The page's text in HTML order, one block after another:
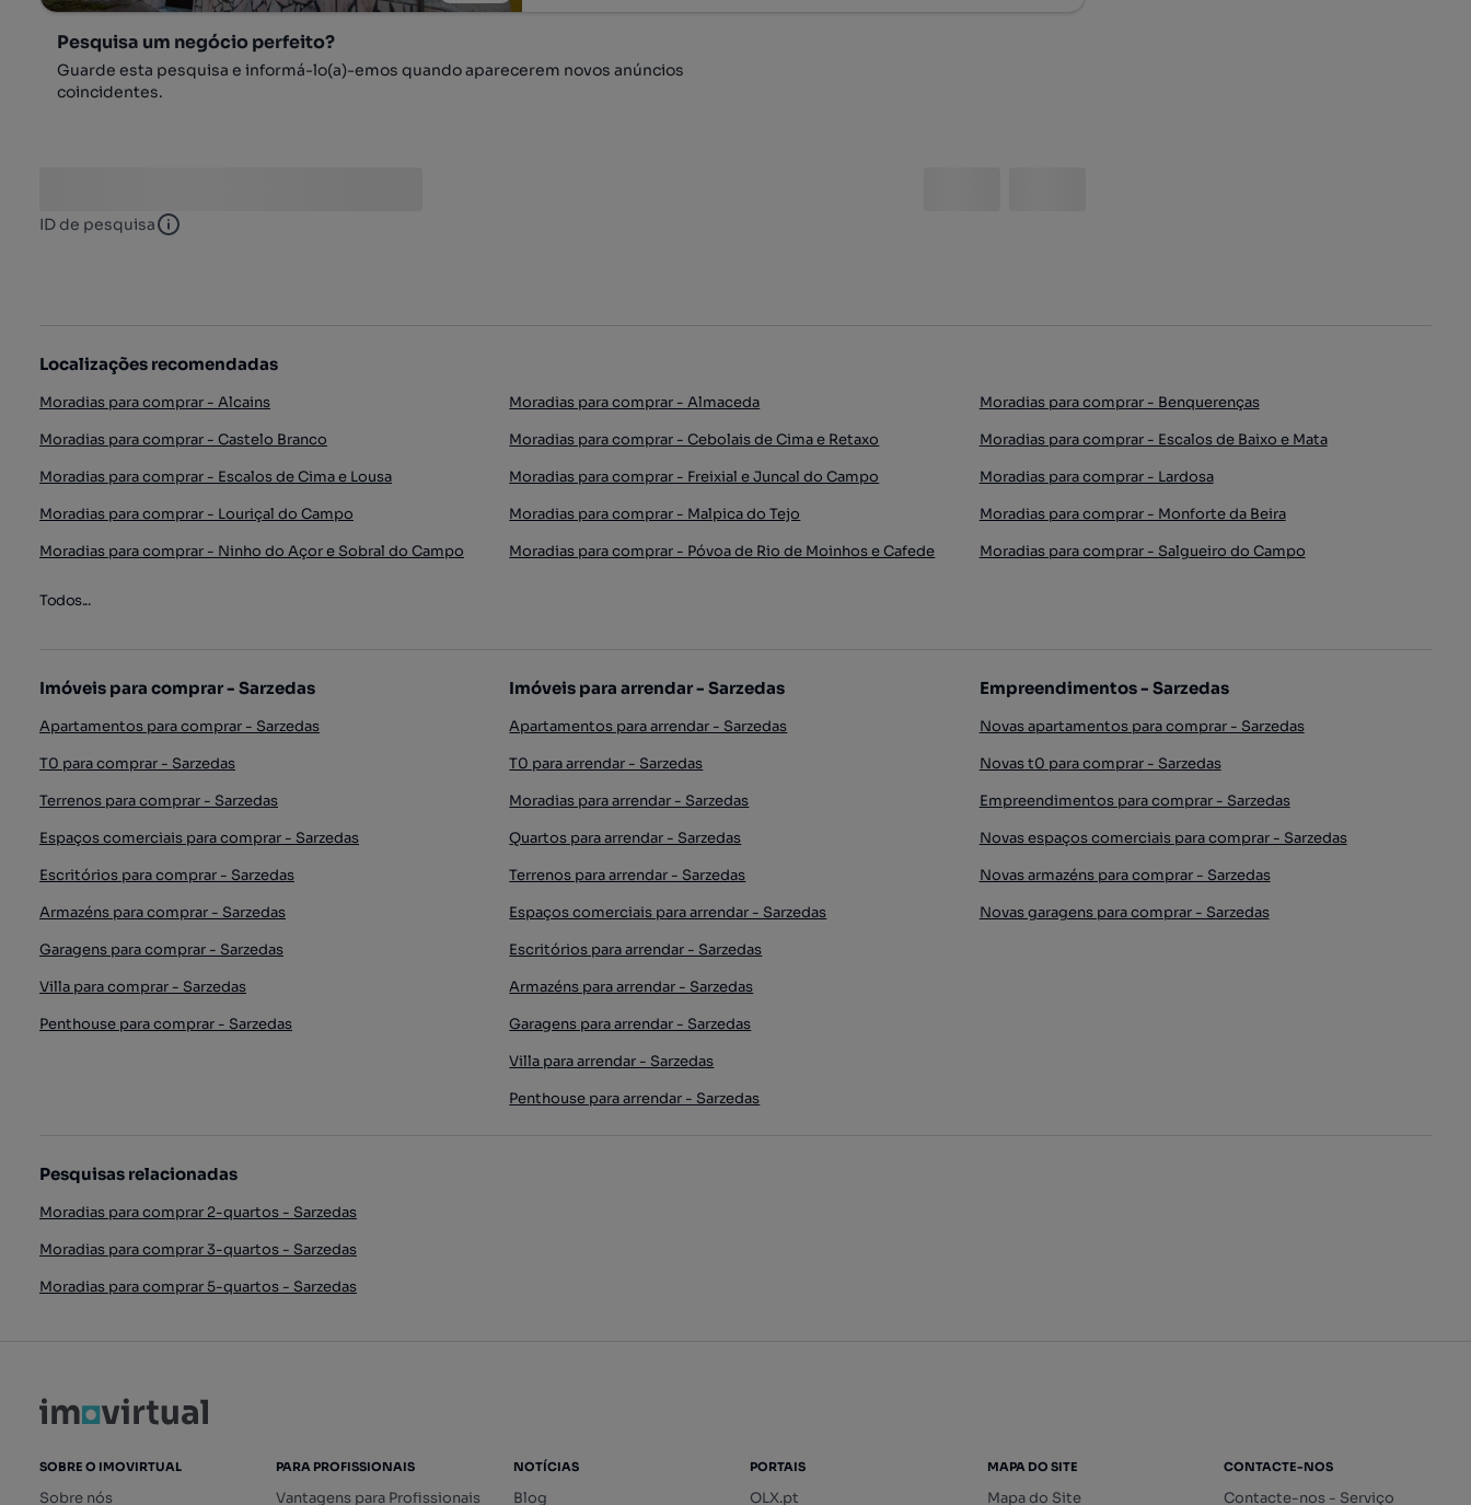
Pesquisa um negócio perfeito?
Guarde esta pesquisa e informá-lo(a)-emos quando aparecerem novos anúncios
coincidentes.
ID de pesquisa ID de pesquisa
Localizações recomendadas
Moradias para comprar - Alcains Moradias para comprar - Almaceda
Moradias para comprar - Benquerenças
Moradias para comprar - Castelo Branco
Moradias para comprar - Cebolais de Cima e Retaxo
Moradias para comprar - Escalos de Baixo e Mata
Moradias para comprar - Escalos de Cima e Lousa
Moradias para comprar - Freixial e Juncal do Campo
Moradias para comprar - Lardosa
Moradias para comprar - Louriçal do Campo
Moradias para comprar - Malpica do Tejo
Moradias para comprar - Monforte da Beira
Moradias para comprar - Ninho do Açor e Sobral do Campo
Moradias para comprar - Póvoa de Rio de Moinhos e Cafede Moradias para comprar - Salgueiro do Campo
Todos...
Imóveis para comprar - Sarzedas
Apartamentos para comprar - Sarzedas
T0 para comprar - Sarzedas
Terrenos para comprar - Sarzedas
Espaços comerciais para comprar - Sarzedas
Escritórios para comprar - Sarzedas
Armazéns para comprar - Sarzedas
Garagens para comprar - Sarzedas
Villa para comprar - Sarzedas
Penthouse para comprar - Sarzedas
Imóveis para arrendar - Sarzedas
Apartamentos para arrendar - Sarzedas
T0 para arrendar - Sarzedas
Moradias para arrendar - Sarzedas
Quartos para arrendar - Sarzedas
Terrenos para arrendar - Sarzedas
Espaços comerciais para arrendar - Sarzedas
Escritórios para arrendar - Sarzedas
Armazéns para arrendar - Sarzedas
Garagens para arrendar - Sarzedas
Villa para arrendar - Sarzedas
Penthouse para arrendar - Sarzedas
Empreendimentos - Sarzedas
Novas apartamentos para comprar - Sarzedas
Novas t0 para comprar - Sarzedas
Empreendimentos para comprar - Sarzedas
Novas espaços comerciais para comprar - Sarzedas
Novas armazéns para comprar - Sarzedas
Novas garagens para comprar - Sarzedas
Pesquisas relacionadas
Moradias para comprar 2-quartos - Sarzedas
Moradias para comprar 3-quartos - Sarzedas
Moradias para comprar 5-quartos - Sarzedas
SOBRE O IMOVIRTUAL
Sobre nós
PARA PROFISSIONAIS
Vantagens para Profissionais
NOTÍCIAS
Blog
PORTAIS
OLX.pt
MAPA DO SITE
Mapa do Site
CONTACTE-NOS
Contacte-nos - Serviço